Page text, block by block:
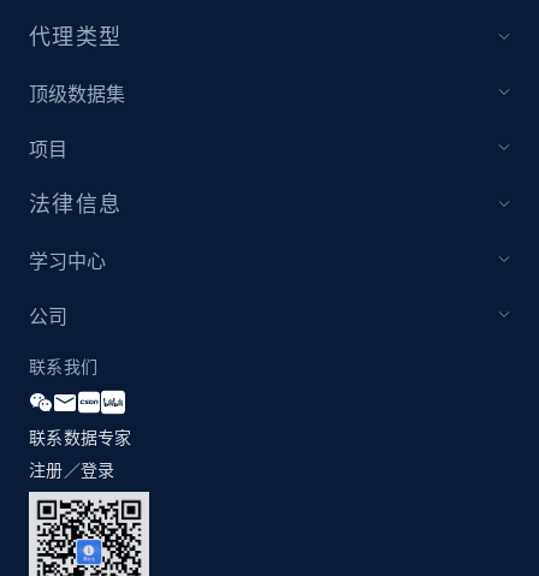
代理类型
顶级数据集
项目
法律信息
学习中心
公司
联系我们
联系数据专家
注册／登录